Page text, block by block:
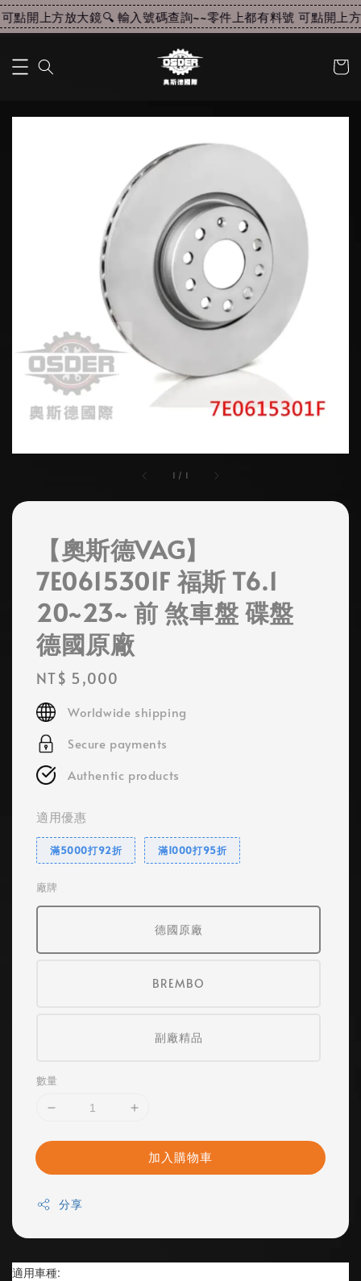
點開上方放大鏡🔍 輸入號碼查詢~~零件上都有料號 可點開上
1 / 1
【奧斯德VAG】
7E0615301F 福斯 T6.1
20~23~ 前 煞車盤 碟盤
德國原廠
Regular
price
NT$ 5,000
Worldwide shipping
Secure payments
Authentic products
適用優惠
滿5000打92折 滿1000打95折
廠牌
德國原廠
BREMBO
副廠精品
數量
加入購物車
分享
適用車種: